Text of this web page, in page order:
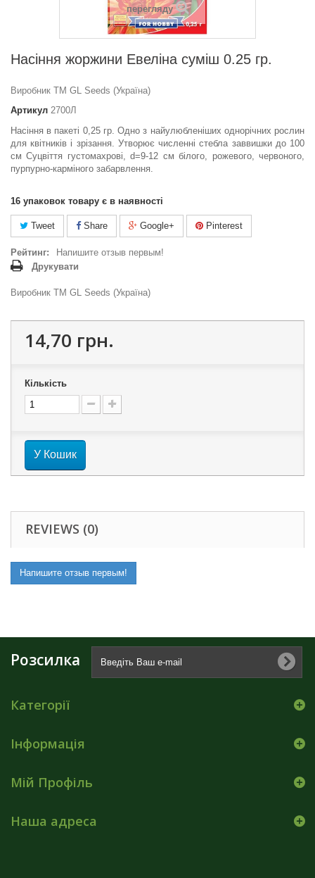
перегляду
Насіння жоржини Евеліна сумiш 0.25 гр.
Виробник ТМ GL Seeds (Україна)
Артикул 2700Л
Насіння в пакеті 0,25 гр. Одно з найулюбленіших однорічних рослин
для квітників і зрізання. Утворює численні стебла заввишки до 100
см Суцвіття густомахрові, d=9-12 см білого, рожевого, червоного,
пурпурно-карміного забарвлення.
16 упаковок товару є в наявності
Tweet Share Google+ Pinterest
Рейтинг:
Напишите отзыв первым!
Друкувати
Виробник ТМ GL Seeds (Україна)
14,70 грн.
Кількість
У Кошик
REVIEWS (0)
Напишите отзыв первым!
Розсилка
Категорії
Інформація
Мій Профіль
Наша адреса